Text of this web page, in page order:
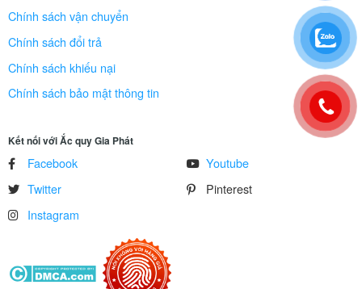
Chính sách vận chuyển
Chính sách đổi trả
Chính sách khiếu nại
Chính sách bảo mật thông tin
Kết nối với Ắc quy Gia Phát
Facebook
Twitter
Instagram
Youtube
Pinterest